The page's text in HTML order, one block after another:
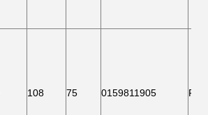
108 75 0159811905 F